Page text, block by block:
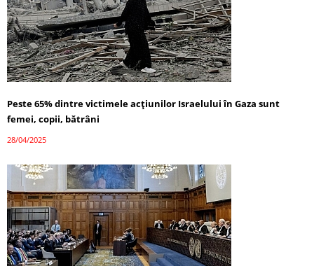
Peste 65% dintre victimele acțiunilor Israelului în Gaza sunt
femei, copii, bătrâni
28/04/2025